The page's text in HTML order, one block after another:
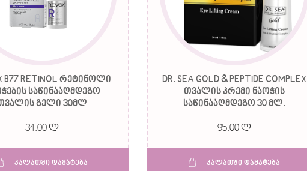
B77 RETINOL რეტინოლი
საწინააღმდეგო
გელი 30მლ
34.00 ლ
კალათში დამატება
DR. SEA GOLD & PEPTIDE COMPLEX
თვალის კრემი ნაოჭის
საწინააღმდეგო 30 მლ.
95.00 ლ
კალათში დამატება